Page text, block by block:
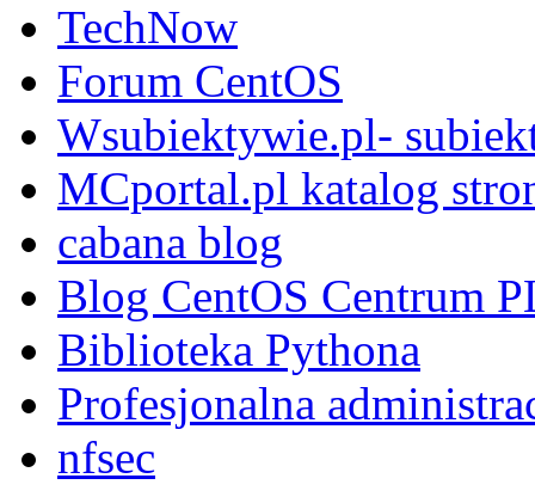
TechNow
Forum CentOS
Wsubiektywie.pl-
MCportal.pl katalog
cabana blog
Blog CentOS Centrum
Biblioteka Pythona
Profesjonalna
nfsec